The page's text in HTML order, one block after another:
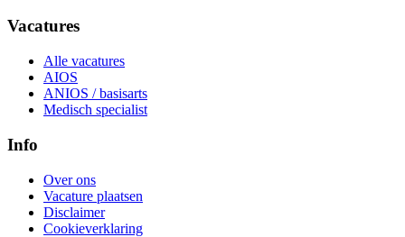
Vacatures
Alle vacatures
AIOS
ANIOS / basisarts
Medisch specialist
Info
Over ons
Vacature plaatsen
Disclaimer
Cookieverklaring